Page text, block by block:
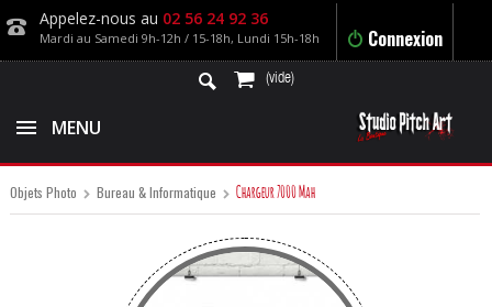
Connexion
Appelez-nous au 02 56 24 92 36
Mardi au Samedi 9h-12h / 15-18h, Lundi 15h-18h
(vide)
MENU
Objets Photo Bureau & Informatique Chargeur 7000 Mah